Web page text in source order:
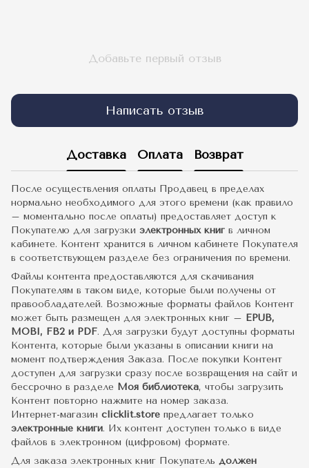
Добавьте первый отзыв
Написать отзыв
Доставка Оплата Возврат
После осуществления оплаты Продавец в пределах
нормально необходимого для этого времени (как правило
– моментально после оплаты) предоставляет доступ к
Покупателю для загрузки электронных книг в личном
кабинете. Контент хранится в личном кабинете Покупателя
в соответствующем разделе без ограничения по времени.
Файлы контента предоставляются для скачивания
Покупателям в таком виде, которые были получены от
правообладателей. Возможные форматы файлов Контент
может быть размещен для электронных книг – EPUB,
MOBI, FB2 и PDF. Для загрузки будут доступны форматы
Контента, которые были указаны в описании книги на
момент подтверждения Заказа. После покупки Контент
доступен для загрузки сразу после возвращения на сайт и
бессрочно в разделе Моя библиотека, чтобы загрузить
Контент повторно нажмите на номер заказа.
Интернет-магазин clicklit.store предлагает только
электронные книги. Их контент доступен только в виде
файлов в электронном (цифровом) формате.
Для заказа электронных книг Покупатель должен